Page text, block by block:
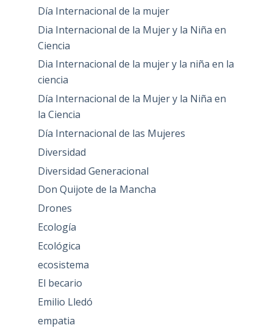
Día Internacional de la mujer
Dia Internacional de la Mujer y la Niña en
Ciencia
Dia Internacional de la mujer y la niña en la
ciencia
Día Internacional de la Mujer y la Niña en
la Ciencia
Día Internacional de las Mujeres
Diversidad
Diversidad Generacional
Don Quijote de la Mancha
Drones
Ecología
Ecológica
ecosistema
El becario
Emilio Lledó
empatia